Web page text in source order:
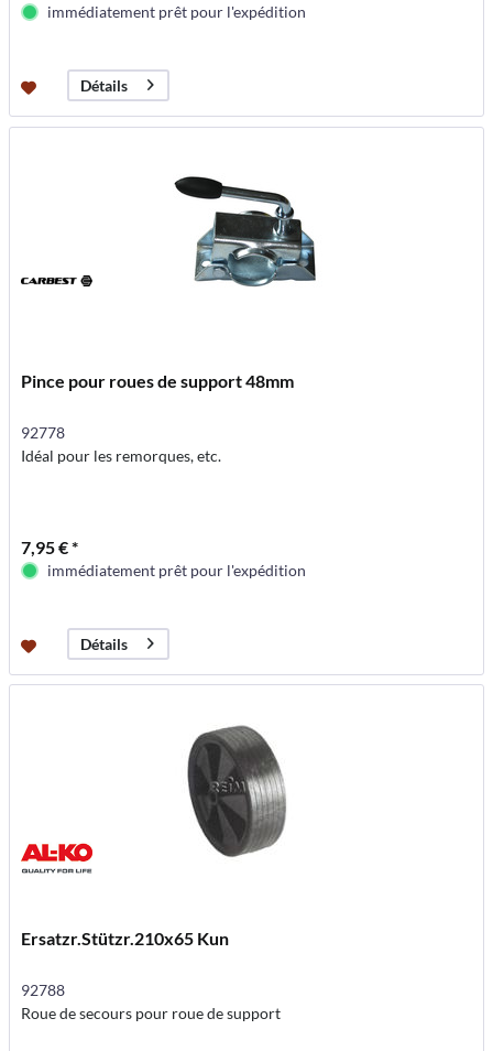
immédiatement prêt pour l'expédition
Détails
Pince pour roues de support 48mm
92778
Idéal pour les remorques, etc.
7,95 € *
immédiatement prêt pour l'expédition
Détails
Ersatzr.Stützr.210x65 Kun
92788
Roue de secours pour roue de support